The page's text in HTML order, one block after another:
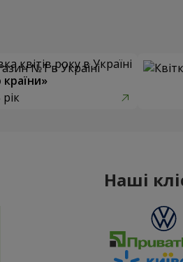
квітів року в Україні
країни»
Наші